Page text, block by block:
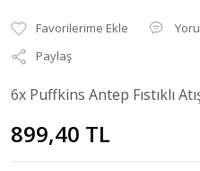
Paylaş
6x Puffkins Antep Fıstıklı
899,40 TL